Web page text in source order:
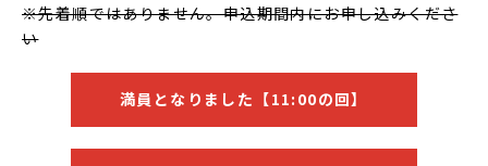
※先着順ではありません。申込期間内にお申し込みくださ
い
満員となりました【11:00の回】